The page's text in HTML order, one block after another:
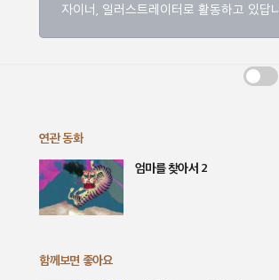
자이너, 일러스트레이터로 활동하고 있답
연관 동화
엄마를 찾아서 2
함께보면 좋아요